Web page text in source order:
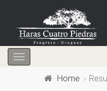
Toggle
Home